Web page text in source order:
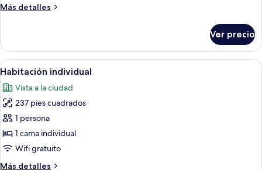
individuales
Más detalles
Más
estándar,
camas
Ver precio
Abrir
todas
las
fotos
de
Habitación
individual
Una habitación de hotel moderna
9
Habitación individual
Vista a la ciudad
237 pies cuadrados
1 persona
1 cama individual
Wifi gratuito
Más detalles
Más